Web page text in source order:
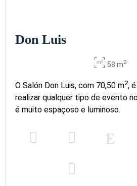
Don Luis
58 m2
O Salón Don Luis, com 70,50 m2,
realizar qualquer tipo de evento
é muito espaçoso e luminoso.